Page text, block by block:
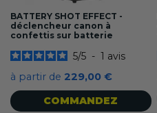
BATTERY SHOT EFFECT -
déclencheur canon à
confettis sur batterie
5/5 - 1 avis
à partir de 229,00 €
COMMANDEZ